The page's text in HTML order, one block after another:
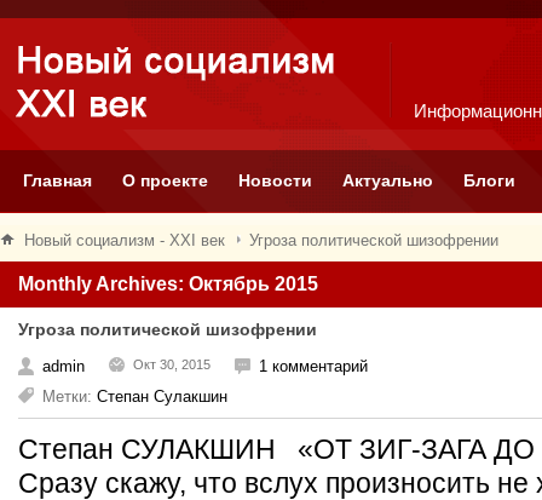
Главная О проекте Новости Актуально Блоги
Новый социализм - XXI век Угроза политической шизофрении
Monthly Archives: Октябрь 2015
Угроза политической шизофрении
admin Окт 30, 2015
1 комментарий
Метки: Степан Сулакшин
Степан СУЛАКШИН «ОТ ЗИГ-ЗАГА
Сразу скажу, что вслух произносить